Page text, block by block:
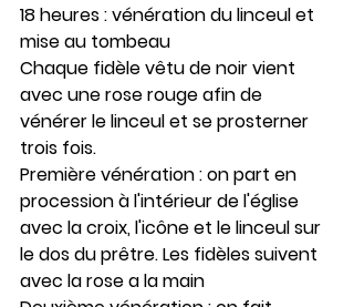
18 heures : vénération du linceul et
mise au tombeau
Chaque fidèle vêtu de noir vient
avec une rose rouge afin de
vénérer le linceul et se prosterner
trois fois.
Première vénération : on part en
procession à l'intérieur de l'église
avec la croix, l'icône et le linceul sur
le dos du prêtre. Les fidèles suivent
avec la rose a la main